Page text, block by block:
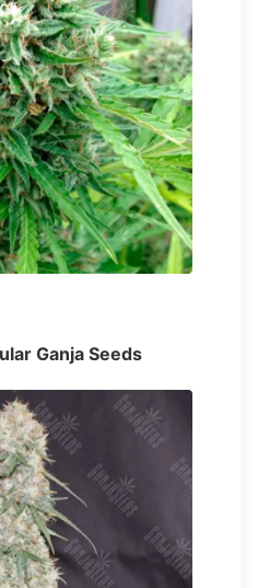
Ganja Seeds